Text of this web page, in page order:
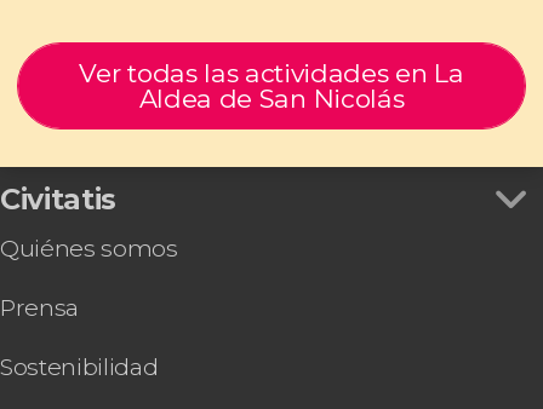
Ver todas las actividades en La
Aldea de San Nicolás
Civitatis
Quiénes somos
Prensa
Sostenibilidad